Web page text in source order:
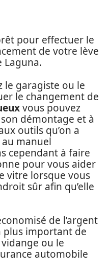
pour effectuer le
de votre lève
Laguna.
le garagiste ou le
le changement de
vous pouvez
démontage et à
outils qu’on a
manuel
cependant à faire
pour vous aider
vitre lorsque vous
sûr afin qu’elle
de l’argent
important de
ou le
automobile